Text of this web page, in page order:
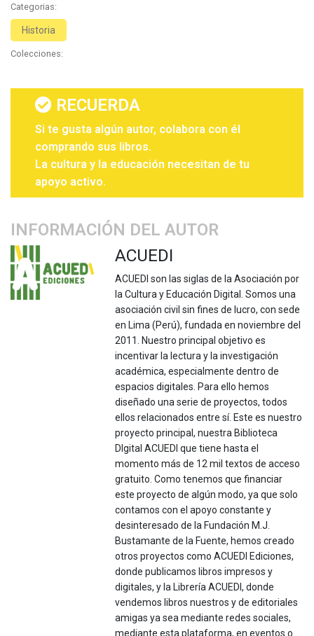
Categorias:
Historia
Colecciones:
RECUERDA
Si te gusta algún autor, colabora con él
comprando sus libros.
La cultura y la educación necesitan de tu
apoyo activo.
INFORMACIÓN DEL AUTOR
ACUEDI
ACUEDI son las siglas de la Asociación por
la Cultura y Educación Digital. Somos una
asociación civil sin fines de lucro, con sede
en Lima (Perú), fundada en noviembre del
2011. Nuestro principal objetivo es
incentivar la lectura y la investigación
académica, especialmente dentro de
espacios digitales. Para ello hemos
diseñado una serie de proyectos, todos
ellos relacionados entre sí. Este es nuestro
proyecto principal, nuestra Biblioteca
DIgital ACUEDI que tiene hasta el
momento más de 12 mil textos de acceso
gratuito. Como tenemos que financiar
este proyecto de algún modo, ya que solo
contamos con el apoyo constante y
desinteresado de la Fundación M.J.
Bustamante de la Fuente, hemos creado
otros proyectos como ACUEDI Ediciones,
donde publicamos libros impresos y
digitales, y la Librería ACUEDI, donde
vendemos libros nuestros y de editoriales
amigas ya sea mediante redes sociales,
mediante esta plataforma, en eventos o